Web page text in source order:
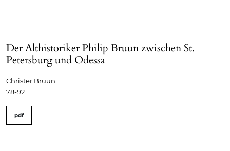
Der Althistoriker Philip Bruun zwischen St.
Petersburg und Odessa
Christer Bruun
78-92
pdf